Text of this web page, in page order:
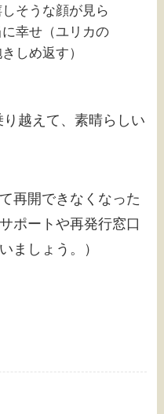
そうな顔が見ら
幸せ（ユリカの
しめ返す）
越えて、素晴らしい
再開できなくなった
ポートや再発行窓口
ましょう。）